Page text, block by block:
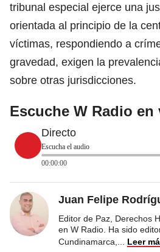
tribunal especial ejerce una
orientada al principio de la
víctimas, respondiendo a
gravedad, exigen la
sobre otras jurisdicciones.
Escuche W Radio en
Directo
Escucha el audio
00:00:00
Juan Felipe
Editor de Paz, Derechos
en W Radio. Ha sido
Cundinamarca,
Leer